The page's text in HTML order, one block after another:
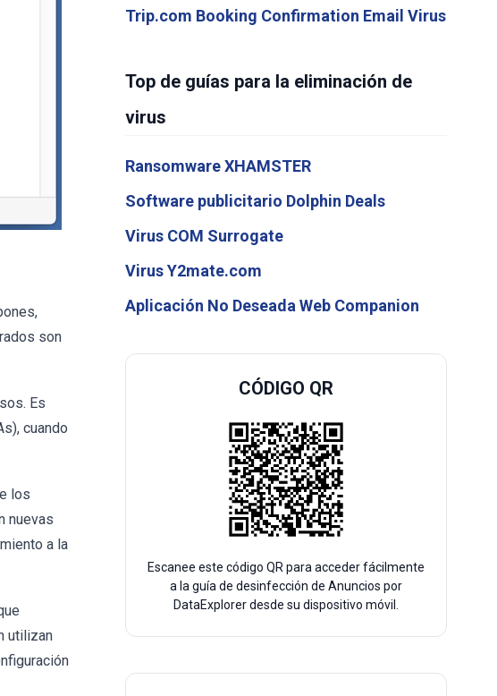
son
Es
cuando
los
nuevas
a la
utilizan
Trip.com Booking Confirmation Email Virus
Top de guías para la eliminación de
virus
Ransomware XHAMSTER
Software publicitario Dolphin Deals
Virus COM Surrogate
Virus Y2mate.com
Aplicación No Deseada Web Companion
CÓDIGO QR
Escanee este código QR para acceder fácilmente
a la guía de desinfección de Anuncios por
DataExplorer desde su dispositivo móvil.